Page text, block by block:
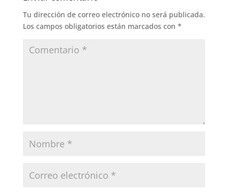
Tu dirección de correo electrónico no será publicada.
Los campos obligatorios están marcados con *